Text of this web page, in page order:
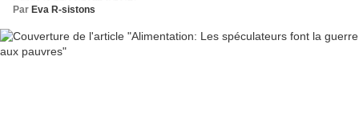
Par Eva R-sistons